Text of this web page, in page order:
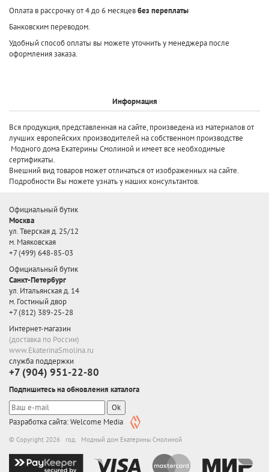
Оплата в рассрочку от 4 до 6 месяцевбез переплаты
Банковским переводом.
Удобный способ оплаты вы можете уточнить у менеджера после
оформления заказа.
Информация
Вся продукция, представленная на сайте, произведена из материалов от
лучших европейских производителей на собственном производстве
Модного дома Екатерины Смолиной и имеет все необходимые
сертификаты.
Внешний вид товаров может отличаться от изображенных на сайте.
Подробности Вы можете узнать у наших консультантов.
Официальный бутик
Москва
ул. Тверская д. 25/12
м. Маяковская
+7 (499) 648-85-03
Официальный бутик
Санкт-Петербург
ул. Итальянская д. 14
м. Гостиный двор
+7 (812) 389-25-28
Интернет-магазин
(доставка по России)
www.EkaterinaSmolina.ru
служба поддержки
+7 (904) 951-22-80
Подпишитесь на обновления каталога
Ok
Разработка сайта: Welcome Media
© Copyright 2026 год. Модный дом Екатерины Смолиной